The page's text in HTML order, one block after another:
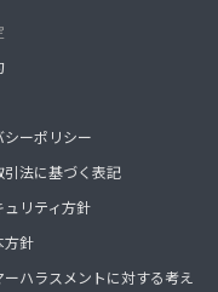
シーポリシー
引法に基づく表記
ュリティ方針
方針
ーハラスメントに対する考え